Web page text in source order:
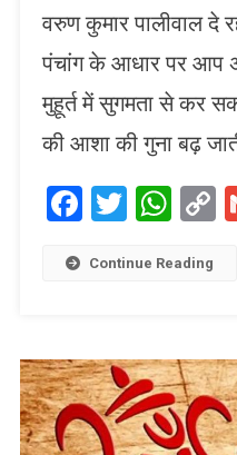
वरुण कुमार पालीवाल दे
पंचांग के आधार पर आप
मुहूर्त में सुगमता से कर
की आशा की गुना बढ़
Facebook
Twitter
Continue Reading